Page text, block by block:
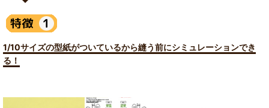
1/10サイズの型紙がついているから縫う前にシミュレーションでき
る！